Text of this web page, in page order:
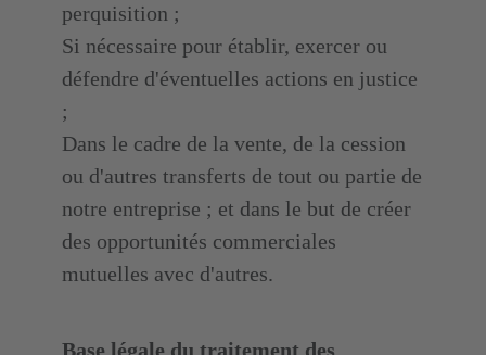
perquisition ;
Si nécessaire pour établir, exercer ou
défendre d'éventuelles actions en justice
;
Dans le cadre de la vente, de la cession
ou d'autres transferts de tout ou partie de
notre entreprise ; et dans le but de créer
des opportunités commerciales
mutuelles avec d'autres.
Base légale du traitement des